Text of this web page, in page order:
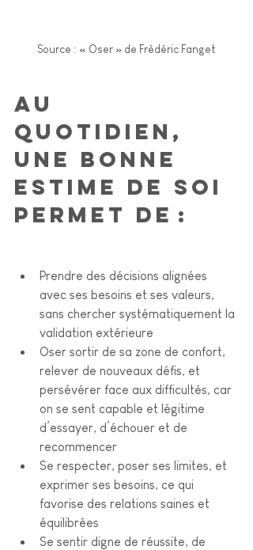
Source : « Oser » de Frédéric Fanget
Au
quotidien,
une bonne
estime de soi
permet de :
Prendre des décisions alignées
avec ses besoins et ses valeurs,
sans chercher systématiquement la
validation extérieure
Oser sortir de sa zone de confort,
relever de nouveaux défis, et
persévérer face aux difficultés, car
on se sent capable et légitime
d’essayer, d’échouer et de
recommencer
Se respecter, poser ses limites, et
exprimer ses besoins, ce qui
favorise des relations saines et
équilibrées
Se sentir digne de réussite, de